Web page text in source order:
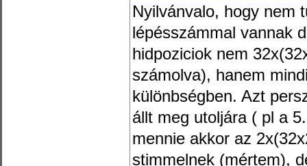
Nyilvánvalo, hogy nem
lépésszámmal vannak
hidpoziciok nem
számolva), hanem
különbségben. Azt
állt meg utoljára ( pl a
mennie akkor az
stimmelnek (mértem),